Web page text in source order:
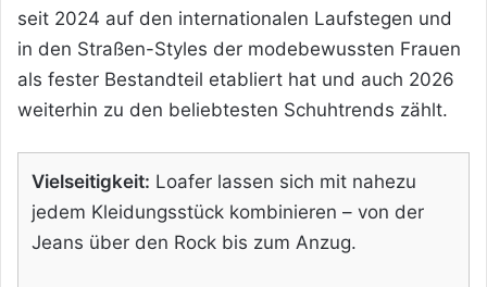
seit 2024 auf den internationalen Laufstegen und
in den Straßen-Styles der modebewussten Frauen
als fester Bestandteil etabliert hat und auch 2026
weiterhin zu den beliebtesten Schuhtrends zählt.
Vielseitigkeit: Loafer lassen sich mit nahezu
jedem Kleidungsstück kombinieren – von der
Jeans über den Rock bis zum Anzug.